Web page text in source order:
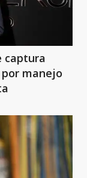
captura
manejo